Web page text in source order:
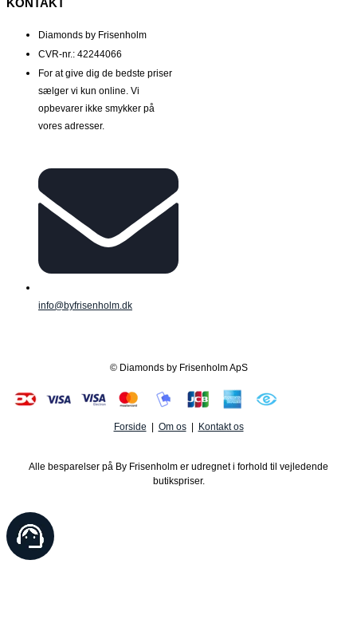
Diamonds by Frisenholm
CVR-nr.: 42244066
For at give dig de bedste priser
sælger vi kun online. Vi
opbevarer ikke smykker på
vores adresser.
info@byfrisenholm.dk
© Diamonds by Frisenholm ApS
Forside Om os| Kontakt os
Alle besparelser på By Frisenholm er udregnet i forhold til vejledende
butikspriser.